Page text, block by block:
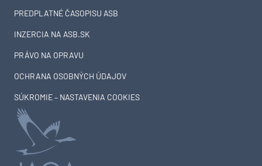
PREDPLATNÉ ČASOPISU ASB
INZERCIA NA ASB.SK
PRÁVO NA OPRAVU
OCHRANA OSOBNÝCH ÚDAJOV
SÚKROMIE – NASTAVENIA COOKIES